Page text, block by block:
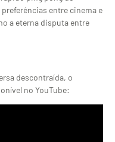
entre cinema e
a eterna disputa entre
descontraída, o
no YouTube: